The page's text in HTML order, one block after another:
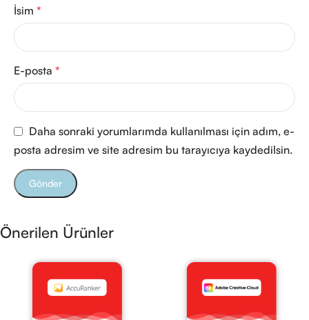
İsim *
E-posta *
Daha sonraki yorumlarımda kullanılması için adım, e-
posta adresim ve site adresim bu tarayıcıya kaydedilsin.
Önerilen Ürünler